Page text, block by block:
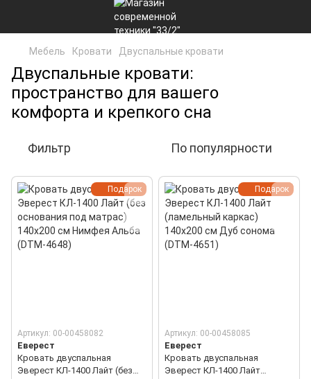
Мебель Кровати Двуспальные кровати
Двуспальные кровати:
пространство для вашего
комфорта и крепкого сна
Фильтр По популярности
Подарок
Артикул: 00-00458082
Еверест
Кровать двуспальная
Эверест КЛ-1400 Лайт (без
Подарок
Артикул: 00-00458085
Еверест
Кровать двуспальная
Эверест КЛ-1400 Лайт